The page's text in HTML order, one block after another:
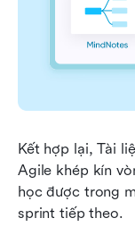
Kết hợp lại, Tài
Agile khép kín
học được trong
sprint tiếp theo.